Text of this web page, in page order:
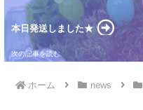
本日発送しました★
ホーム news